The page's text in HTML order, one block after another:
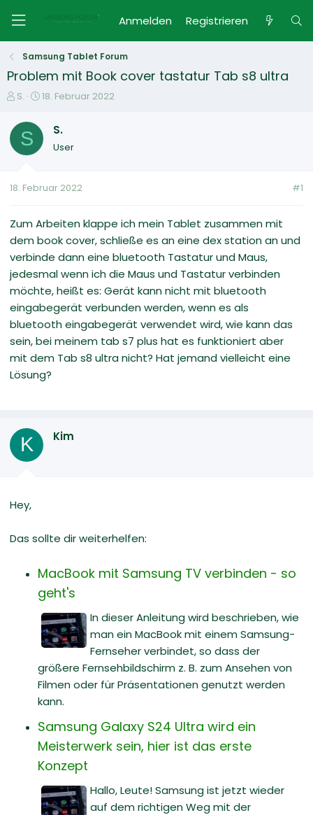
Anmelden Registrieren
Samsung Tablet Forum
Problem mit Book cover tastatur Tab s8 ultra
E
s
e
e
S.
E
t
t
m
18. Februar 2022
S S.
User
18. Februar 2022 #1
Zum Arbeiten klappe ich mein Tablet zusammen mit
dem book cover, schließe es an eine dex station an und
verbinde dann eine bluetooth Tastatur und Maus,
jedesmal wenn ich die Maus und Tastatur verbinden
möchte, heißt es: Gerät kann nicht mit bluetooth
eingabegerät verbunden werden, wenn es als
bluetooth eingabegerät verwendet wird, wie kann das
sein, bei meinem tab s7 plus hat es funktioniert aber
mit dem Tab s8 ultra nicht? Hat jemand vielleicht eine
Lösung?
K Kim
Hey,
Das sollte dir weiterhelfen:
MacBook mit Samsung TV verbinden - so
geht's
In dieser Anleitung wird beschrieben, wie
man ein MacBook mit einem Samsung-
Fernseher verbindet, so dass der
größere Fernsehbildschirm z. B. zum Ansehen von
Filmen oder für Präsentationen genutzt werden
kann.
Samsung Galaxy S24 Ultra wird ein
Meisterwerk sein, hier ist das erste
Konzept
Hallo, Leute! Samsung ist jetzt wieder
auf dem richtigen Weg mit der